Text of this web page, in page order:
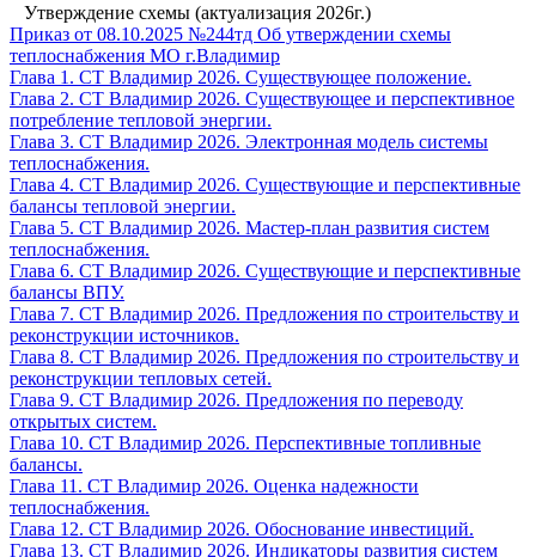
Утверждение схемы (актуализация 2026г.)
Приказ от 08.10.2025 №244тд Об утверждении схемы
теплоснабжения МО г.Владимир
Глава 1. СТ Владимир 2026. Существующее положение.
Глава 2. СТ Владимир 2026. Существующее и перспективное
потребление тепловой энергии.
Глава 3. СТ Владимир 2026. Электронная модель системы
теплоснабжения.
Глава 4. СТ Владимир 2026. Существующие и перспективные
балансы тепловой энергии.
Глава 5. СТ Владимир 2026. Мастер-план развития систем
теплоснабжения.
Глава 6. СТ Владимир 2026. Существующие и перспективные
балансы ВПУ.
Глава 7. СТ Владимир 2026. Предложения по строительству и
реконструкции источников.
Глава 8. СТ Владимир 2026. Предложения по строительству и
реконструкции тепловых сетей.
Глава 9. СТ Владимир 2026. Предложения по переводу
открытых систем.
Глава 10. СТ Владимир 2026. Перспективные топливные
балансы.
Глава 11. СТ Владимир 2026. Оценка надежности
теплоснабжения.
Глава 12. СТ Владимир 2026. Обоснование инвестиций.
Глава 13. СТ Владимир 2026. Индикаторы развития систем